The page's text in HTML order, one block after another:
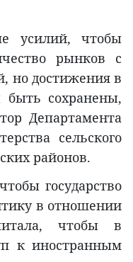
усилий, чтобы
рынков с
но достижения в
сохранены,
Департамента
сельского
районов.
государство
в отношении
чтобы в
к иностранным